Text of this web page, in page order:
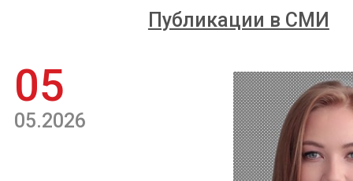
Публикации в СМИ
05
05.2026